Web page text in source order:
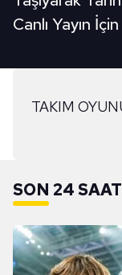
Canlı Yayın
TAKIM
SON 24 SAAT